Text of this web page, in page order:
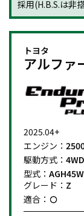
採用(H.B.S.は非
トヨタ
アルファ
2025.04+
エンジン：
駆動方式： 4WD
型式： AGH45W
グレード： Z
適合：